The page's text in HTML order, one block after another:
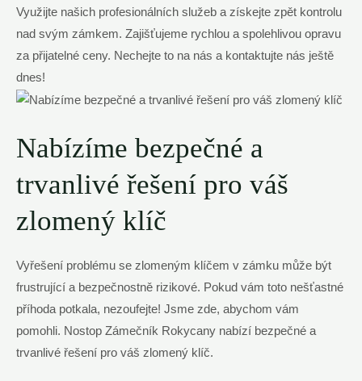
Využijte našich profesionálních služeb a získejte zpět kontrolu
nad svým zámkem. Zajišťujeme rychlou a spolehlivou opravu
za přijatelné ceny. Nechejte to na nás a kontaktujte nás ještě
dnes!
Nabízíme bezpečné a
trvanlivé řešení pro váš
zlomený klíč
Vyřešení problému se zlomeným klíčem v zámku může být
frustrující a bezpečnostně rizikové. Pokud vám toto nešťastné
příhoda potkala, nezoufejte! Jsme zde, abychom vám
pomohli. Nostop Zámečník Rokycany nabízí bezpečné a
trvanlivé řešení pro váš zlomený klíč.